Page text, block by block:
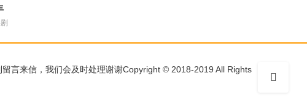
言来信，我们会及时处理谢谢Copyright © 2018-2019 All Rights